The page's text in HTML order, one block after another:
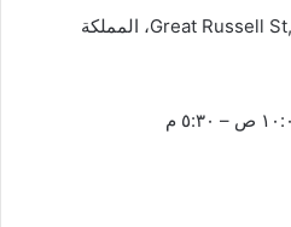
العنوان: Great Russell St, London WC1B 3DG، المملكة